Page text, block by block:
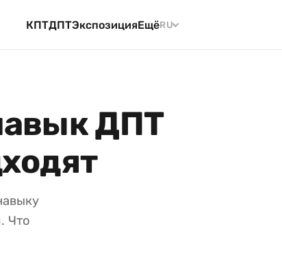
КПТДПТЭкспозицияЕщёRU
ДПТ
Что